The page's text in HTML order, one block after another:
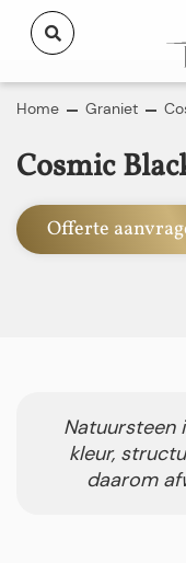
Home Graniet
Cosmic
Offerte
Natuursteen
kleur,
daarom